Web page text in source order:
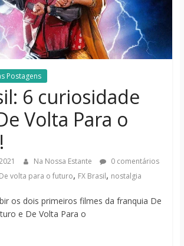
Postagens
6 curiosidade
Volta Para o
Na Nossa Estante
0 comentários
De volta para o futuro, FX Brasil, nostalgia
os dois primeiros filmes da franquia De
e De Volta Para o